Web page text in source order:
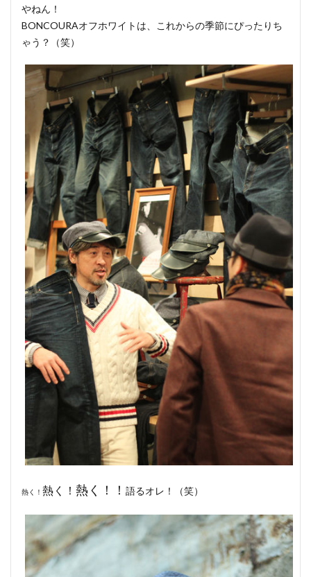
やねん！
BONCOURAオフホワイトは、これからの季節にぴったりち
ゃう？（笑）
熱く！ 熱く！ 熱く！！ 語るオレ！（笑）